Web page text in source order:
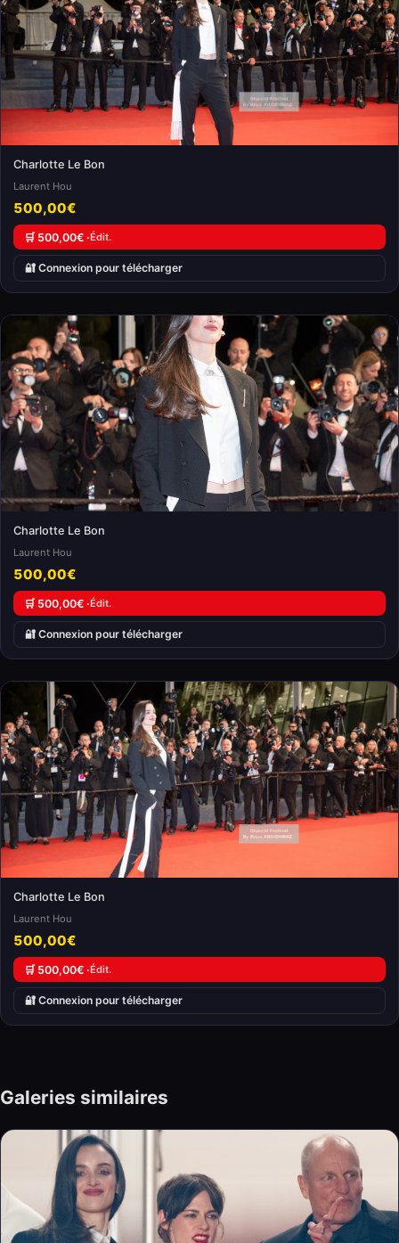
Charlotte Le Bon
Laurent Hou
500,00€
🛒 500,00€ ·Édit.
🔐 Connexion pour télécharger
Charlotte Le Bon
Laurent Hou
500,00€
🛒 500,00€ ·Édit.
🔐 Connexion pour télécharger
Charlotte Le Bon
Laurent Hou
500,00€
🛒 500,00€ ·Édit.
🔐 Connexion pour télécharger
Galeries similaires